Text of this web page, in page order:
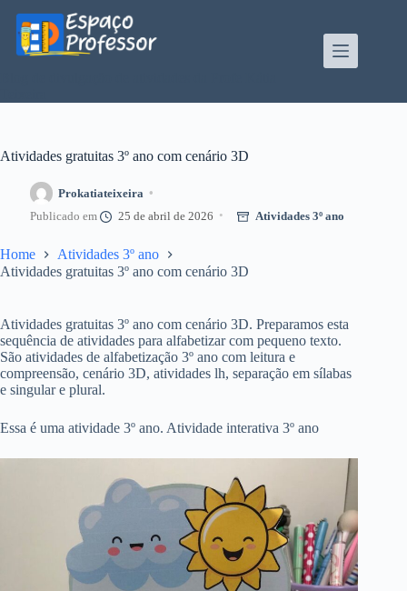
para
conteúdo
Atividades gratuitas 3º ano com cenário 3D
Prokatiateixeira
25 de abril de 2026
Atividades 3º ano
Home
Atividades 3º ano
Atividades gratuitas 3º ano com cenário 3D
Atividades gratuitas 3º ano com cenário 3D. Preparamos esta
sequência de atividades para alfabetizar com pequeno texto.
São atividades de alfabetização 3º ano com leitura e
compreensão, cenário 3D, atividades lh, separação em sílabas
e singular e plural.
Essa é uma atividade 3º ano. Atividade interativa 3º ano